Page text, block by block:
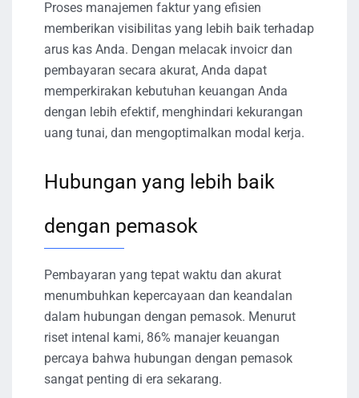
Proses manajemen faktur yang efisien
memberikan visibilitas yang lebih baik terhadap
arus kas Anda. Dengan melacak invoicr dan
pembayaran secara akurat, Anda dapat
memperkirakan kebutuhan keuangan Anda
dengan lebih efektif, menghindari kekurangan
uang tunai, dan mengoptimalkan modal kerja.
Hubungan yang lebih baik
dengan pemasok
Pembayaran yang tepat waktu dan akurat
menumbuhkan kepercayaan dan keandalan
dalam hubungan dengan pemasok. Menurut
riset intenal kami, 86% manajer keuangan
percaya bahwa hubungan dengan pemasok
sangat penting di era sekarang.